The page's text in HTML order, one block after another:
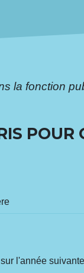
la fonction
POUR
l'année